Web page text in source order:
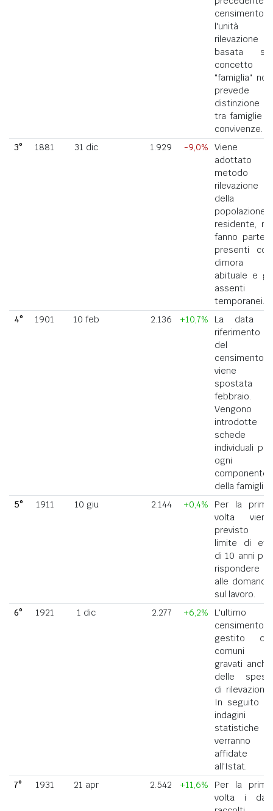
censimento,
l'unità di
rilevazione
basata sul
concetto di
"famiglia" non
prevede la
distinzione
tra famiglie e
convivenze.
3°
1881 31 dic 1.929 -9,0%
Viene
adottato il
metodo di
rilevazione
della
popolazione
residente, ne
fanno parte i
presenti con
dimora
abituale e gli
assenti
temporanei.
4°
1901 10 feb 2.136 +10,7%
La data di
riferimento
del
censimento
viene
spostata a
febbraio.
Vengono
introdotte
schede
individuali per
ogni
componente
della famiglia.
5°
1911 10 giu 2.144 +0,4%
Per la prima
volta viene
previsto il
limite di età
di 10 anni per
rispondere
alle domande
sul lavoro.
6°
1921 1 dic 2.277 +6,2%
L'ultimo
censimento
gestito dai
comuni
gravati anche
delle spese
di rilevazione.
In seguito le
indagini
statistiche
verranno
affidate
all'Istat.
7°
1931 21 apr 2.542 +11,6%
Per la prima
volta i dati